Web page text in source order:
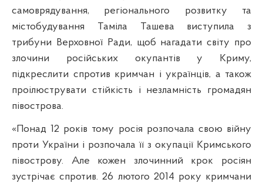
самоврядування, регіонального розвитку та
містобудування Таміла Ташева виступила з
трибуни Верховної Ради, щоб нагадати світу про
злочини російських окупантів у Криму,
підкреслити спротив кримчан і українців, а також
проілюструвати стійкість і незламність громадян
півострова.
«Понад 12 років тому росія розпочала свою війну
проти України і розпочала її з окупації Кримського
півострову. Але кожен злочинний крок росіян
зустрічає спротив. 26 лютого 2014 року кримчани